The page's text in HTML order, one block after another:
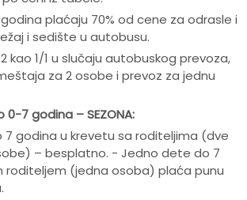
plaćaju 70% od cene za odrasle i
i sedište u autobusu.
kao 1/1 u slučaju autobuskog prevoza,
za 2 osobe i prevoz za jednu
0-7 godina – SEZONA:
godina u krevetu sa roditeljima (dve
– besplatno. - Jedno dete do 7
roditeljem (jedna osoba) plaća punu